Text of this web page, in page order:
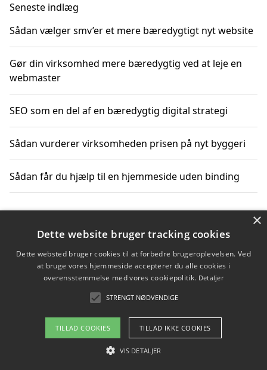
Seneste indlæg
Sådan vælger smv’er et mere bæredygtigt nyt website
Gør din virksomhed mere bæredygtig ved at leje en
webmaster
SEO som en del af en bæredygtig digital strategi
Sådan vurderer virksomheden prisen på nyt byggeri
Sådan får du hjælp til en hjemmeside uden binding
Copyright 2026 - Pilanto Aps
Om / kontakt
Blog Betingelser
×
Dette website bruger tracking cookies
Dette websted bruger cookies til at forbedre brugeroplevelsen. Ved
at bruge vores hjemmeside accepterer du alle cookies i
overensstemmelse med vores cookiepolitik. Detaljer
STRENGT NØDVENDIGE
TILLAD COOKIES TILLAD IKKE COOKIES
VIS DETALJER